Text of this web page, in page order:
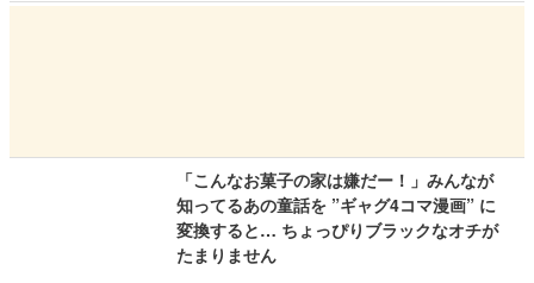
「こんなお菓子の家は嫌だー！」みんなが
知ってるあの童話を ”ギャグ4コマ漫画” に
変換すると… ちょっぴりブラックなオチが
たまりません